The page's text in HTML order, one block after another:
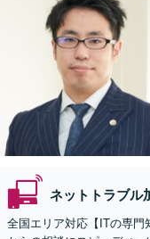
ネットトラブル
全国エリア対応【ITの専門